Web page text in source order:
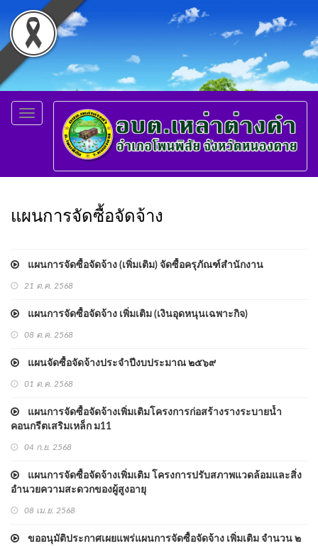
Toggle
navigation
แผนการจัดซื้อจัดจ้าง
แผนการจัดซื้อจัดจ้าง (เพิ่มเติม) จัดซื้อครุภัณฑ์สำนักงาน
21 ต.ค. 2568
แผนการจัดซื้อจัดจ้าง เพิ่มเติม (เงินอุดหนุนเฉพาะกิจ)
08 ต.ค. 2568
แผนจัดซื้อจัดจ้างประจำปีงบประมาณ ๒๕๖๙
01 ต.ค. 2568
แผนการจัดซื้อจัดจ้างเพิ่มเติมโครงการก่อสร้างรางระบายน้ำ
คอนกรีตเสริมเหล็ก ม11
04 ก.ย. 2568
แผนการจัดซื้อจัดจ้างเพิ่มเติม โครงการปรับสภาพแวดล้อมและสิ่ง
อำนวยความสะดวกของผู้สูงอายุ
08 เม.ย. 2568
ขออนุมัติประกาศเผยแพร่แผนการจัดซื้อจัดจ้าง เพิ่มเติม จำนวน ๒